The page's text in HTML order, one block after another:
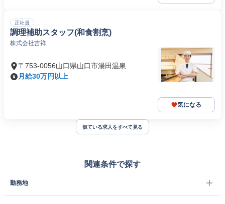
正社員
調理補助スタッフ(和食割烹)
株式会社吉祥
〒753-0056山口県山口市湯田温泉
月給30万円以上
気になる
似ている求人をすべて見る
関連条件で探す
勤務地